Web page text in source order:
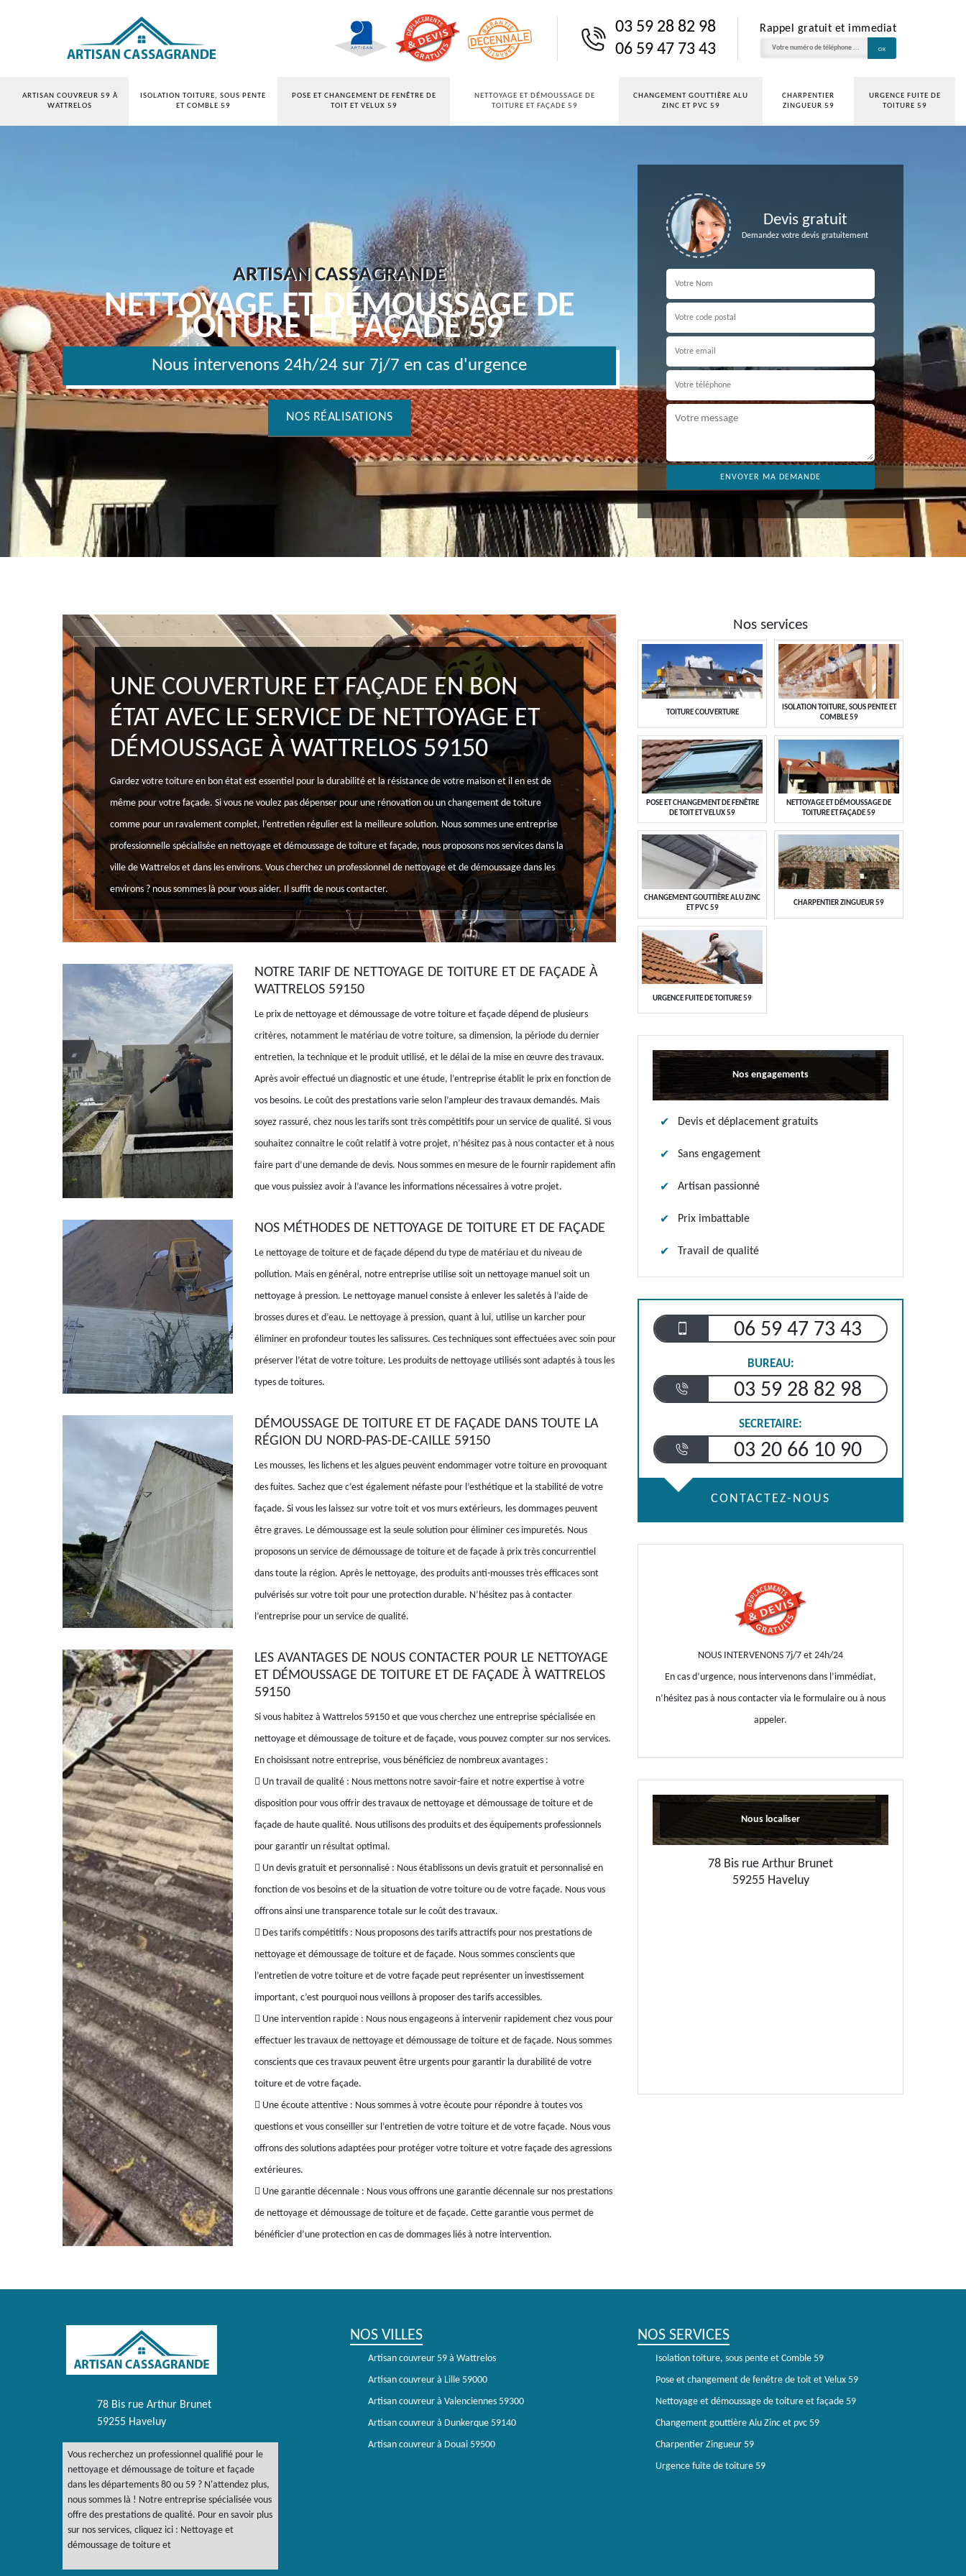
03 59 28 82 98
06 59 47 73 43
Rappel gratuit et immediat
ARTISAN COUVREUR 59 À
WATTRELOS
ISOLATION TOITURE, SOUS PENTE
ET COMBLE 59
POSE ET CHANGEMENT DE FENÊTRE DE
TOIT ET VELUX 59
NETTOYAGE ET DÉMOUSSAGE DE
TOITURE ET FAÇADE 59
CHANGEMENT GOUTTIÈRE ALU
ZINC ET PVC 59
CHARPENTIER
ZINGUEUR 59
URGENCE FUITE DE
TOITURE 59
ARTISAN CASSAGRANDE
NETTOYAGE ET DÉMOUSSAGE DE
TOITURE ET FAÇADE 59
Nous intervenons 24h/24 sur 7j/7 en cas d'urgence
NOS RÉALISATIONS
Devis gratuit
Demandez votre devis gratuitement
UNE COUVERTURE ET FAÇADE EN BON
ÉTAT AVEC LE SERVICE DE NETTOYAGE ET
DÉMOUSSAGE À WATTRELOS 59150
Gardez votre toiture en bon état est essentiel pour la durabilité et la résistance de votre maison et il en est de
même pour votre façade. Si vous ne voulez pas dépenser pour une rénovation ou un changement de toiture
comme pour un ravalement complet, l’entretien régulier est la meilleure solution. Nous sommes une entreprise
professionnelle spécialisée en nettoyage et démoussage de toiture et façade, nous proposons nos services dans la
ville de Wattrelos et dans les environs. Vous cherchez un professionnel de nettoyage et de démoussage dans les
environs ? nous sommes là pour vous aider. Il suffit de nous contacter.
NOTRE TARIF DE NETTOYAGE DE TOITURE ET DE FAÇADE À
WATTRELOS 59150
Le prix de nettoyage et démoussage de votre toiture et façade dépend de plusieurs
critères, notamment le matériau de votre toiture, sa dimension, la période du dernier
entretien, la technique et le produit utilisé, et le délai de la mise en œuvre des travaux.
Après avoir effectué un diagnostic et une étude, l’entreprise établit le prix en fonction de
vos besoins. Le coût des prestations varie selon l’ampleur des travaux demandés. Mais
soyez rassuré, chez nous les tarifs sont très compétitifs pour un service de qualité. Si vous
souhaitez connaitre le coût relatif à votre projet, n’hésitez pas à nous contacter et à nous
faire part d’une demande de devis. Nous sommes en mesure de le fournir rapidement afin
que vous puissiez avoir à l’avance les informations nécessaires à votre projet.
NOS MÉTHODES DE NETTOYAGE DE TOITURE ET DE FAÇADE
Le nettoyage de toiture et de façade dépend du type de matériau et du niveau de
pollution. Mais en général, notre entreprise utilise soit un nettoyage manuel soit un
nettoyage à pression. Le nettoyage manuel consiste à enlever les saletés à l’aide de
brosses dures et d’eau. Le nettoyage à pression, quant à lui, utilise un karcher pour
éliminer en profondeur toutes les salissures. Ces techniques sont effectuées avec soin pour
préserver l’état de votre toiture. Les produits de nettoyage utilisés sont adaptés à tous les
types de toitures.
DÉMOUSSAGE DE TOITURE ET DE FAÇADE DANS TOUTE LA
RÉGION DU NORD-PAS-DE-CAILLE 59150
Les mousses, les lichens et les algues peuvent endommager votre toiture en provoquant
des fuites. Sachez que c’est également néfaste pour l’esthétique et la stabilité de votre
façade. Si vous les laissez sur votre toit et vos murs extérieurs, les dommages peuvent
être graves. Le démoussage est la seule solution pour éliminer ces impuretés. Nous
proposons un service de démoussage de toiture et de façade à prix très concurrentiel
dans toute la région. Après le nettoyage, des produits anti-mousses très efficaces sont
pulvérisés sur votre toit pour une protection durable. N’hésitez pas à contacter
l’entreprise pour un service de qualité.
LES AVANTAGES DE NOUS CONTACTER POUR LE NETTOYAGE
ET DÉMOUSSAGE DE TOITURE ET DE FAÇADE À WATTRELOS
59150
Si vous habitez à Wattrelos 59150 et que vous cherchez une entreprise spécialisée en
nettoyage et démoussage de toiture et de façade, vous pouvez compter sur nos services.
En choisissant notre entreprise, vous bénéficiez de nombreux avantages :
 Un travail de qualité : Nous mettons notre savoir-faire et notre expertise à votre
disposition pour vous offrir des travaux de nettoyage et démoussage de toiture et de
façade de haute qualité. Nous utilisons des produits et des équipements professionnels
pour garantir un résultat optimal.
 Un devis gratuit et personnalisé : Nous établissons un devis gratuit et personnalisé en
fonction de vos besoins et de la situation de votre toiture ou de votre façade. Nous vous
offrons ainsi une transparence totale sur le coût des travaux.
 Des tarifs compétitifs : Nous proposons des tarifs attractifs pour nos prestations de
nettoyage et démoussage de toiture et de façade. Nous sommes conscients que
l’entretien de votre toiture et de votre façade peut représenter un investissement
important, c’est pourquoi nous veillons à proposer des tarifs accessibles.
 Une intervention rapide : Nous nous engageons à intervenir rapidement chez vous pour
effectuer les travaux de nettoyage et démoussage de toiture et de façade. Nous sommes
conscients que ces travaux peuvent être urgents pour garantir la durabilité de votre
toiture et de votre façade.
 Une écoute attentive : Nous sommes à votre écoute pour répondre à toutes vos
questions et vous conseiller sur l’entretien de votre toiture et de votre façade. Nous vous
offrons des solutions adaptées pour protéger votre toiture et votre façade des agressions
extérieures.
 Une garantie décennale : Nous vous offrons une garantie décennale sur nos prestations
de nettoyage et démoussage de toiture et de façade. Cette garantie vous permet de
bénéficier d’une protection en cas de dommages liés à notre intervention.
Nos services
TOITURE COUVERTURE
ISOLATION TOITURE, SOUS PENTE ET
COMBLE 59
POSE ET CHANGEMENT DE FENÊTRE
DE TOIT ET VELUX 59
NETTOYAGE ET DÉMOUSSAGE DE
TOITURE ET FAÇADE 59
CHANGEMENT GOUTTIÈRE ALU ZINC
ET PVC 59
CHARPENTIER ZINGUEUR 59
URGENCE FUITE DE TOITURE 59
Nos engagements
Devis et déplacement gratuits
Sans engagement
Artisan passionné
Prix imbattable
Travail de qualité
06 59 47 73 43
BUREAU:
03 59 28 82 98
SECRETAIRE:
03 20 66 10 90
CONTACTEZ-NOUS
NOUS INTERVENONS 7j/7 et 24h/24
En cas d’urgence, nous intervenons dans l’immédiat,
n’hésitez pas à nous contacter via le formulaire ou à nous
appeler.
Nous localiser
78 Bis rue Arthur Brunet
59255 Haveluy
78 Bis rue Arthur Brunet
59255 Haveluy
Vous recherchez un professionnel qualifié pour le
nettoyage et démoussage de toiture et façade
dans les départements 80 ou 59 ? N'attendez plus,
nous sommes là ! Notre entreprise spécialisée vous
offre des prestations de qualité. Pour en savoir plus
sur nos services, cliquez ici : Nettoyage et
démoussage de toiture et
NOS VILLES
Artisan couvreur 59 à Wattrelos
Artisan couvreur à Lille 59000
Artisan couvreur à Valenciennes 59300
Artisan couvreur à Dunkerque 59140
Artisan couvreur à Douai 59500
NOS SERVICES
Isolation toiture, sous pente et Comble 59
Pose et changement de fenêtre de toit et Velux 59
Nettoyage et démoussage de toiture et façade 59
Changement gouttière Alu Zinc et pvc 59
Charpentier Zingueur 59
Urgence fuite de toiture 59